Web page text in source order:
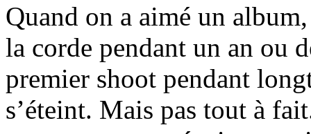
Quand on a aimé un
la corde pendant un an ou
premier shoot pendant
s’éteint. Mais pas tout à